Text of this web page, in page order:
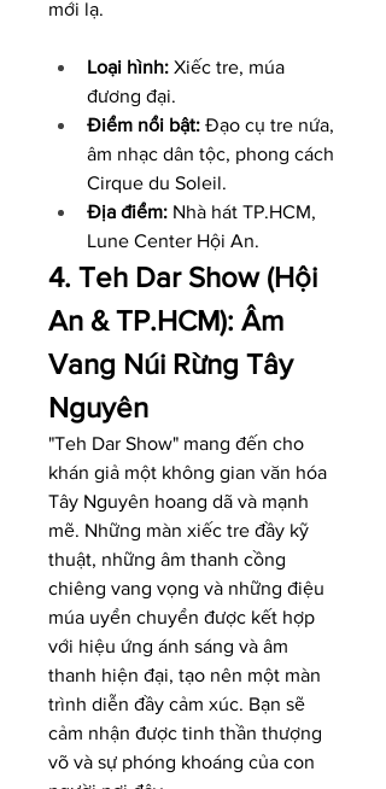
mới lạ.
Loại hình: Xiếc tre, múa
đương đại.
Điểm nổi bật: Đạo cụ tre nứa,
âm nhạc dân tộc, phong cách
Cirque du Soleil.
Địa điểm: Nhà hát TP.HCM,
Lune Center Hội An.
4. Teh Dar Show (Hội
An & TP.HCM): Âm
Vang Núi Rừng Tây
Nguyên
"Teh Dar Show" mang đến cho
khán giả một không gian văn hóa
Tây Nguyên hoang dã và mạnh
mẽ. Những màn xiếc tre đầy kỹ
thuật, những âm thanh cồng
chiêng vang vọng và những điệu
múa uyển chuyển được kết hợp
với hiệu ứng ánh sáng và âm
thanh hiện đại, tạo nên một màn
trình diễn đầy cảm xúc. Bạn sẽ
cảm nhận được tinh thần thượng
võ và sự phóng khoáng của con